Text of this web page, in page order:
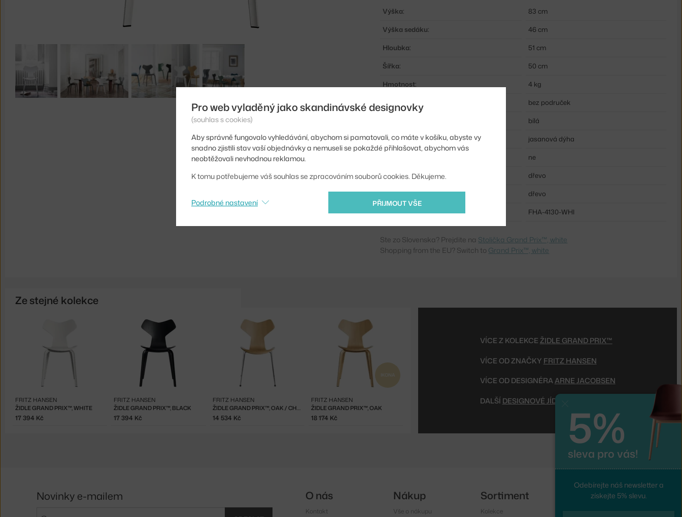
Výška:
83 cm
Výška sedáku:
46 cm
Hloubka:
51 cm
Šířka:
50 cm
Hmotnost:
4 kg
Područky:
bez područek
bílá
Materiál:
jasanová dýha
ne
Sedák:
dřevo
Podnož:
dřevo
Kód produktu
FHA-4130-WHI
Ste zo Slovenska? Prejdite na Stolička Grand Prix™, white
Shopping from the EU? Switch to Grand Prix™, white
Ze stejné kolekce
ŽIDLE GRAND PRIX™, WHITE
FRITZ HANSEN
17 394 Kč
ŽIDLE GRAND PRIX™, BLACK
FRITZ HANSEN
17 394 Kč
ŽIDLE GRAND PRIX™, OAK / CHROM
FRITZ HANSEN
14 534 Kč
IKONA
ŽIDLE GRAND PRIX™, OAK
FRITZ HANSEN
18 174 Kč
VÍCE Z KOLEKCE ŽIDLE GRAND PRIX™
VÍCE OD ZNAČKY FRITZ HANSEN
VÍCE OD DESIGNÉRAARNE JACOBSEN
DALŠÍ DESIGNOVÉ JÍDELNÍ ŽIDLE
Pro web vyladěný jako skandinávské designovky
(souhlas s cookies)
Aby správně fungovalo vyhledávání, abychom si pamatovali, co máte v košíku, abyste vy
snadno zjistili stav vaší objednávky a nemuseli se pokaždé přihlašovat, abychom vás
neobtěžovali nevhodnou reklamou.
K tomu potřebujeme váš souhlas se zpracováním souborů cookies. Děkujeme.
PŘIJMOUT VŠE
Podrobné nastavení
5%
sleva pro vás!
Odebírejte náš newsletter a
získejte 5% slevu.
Novinky e-mailem O nás
Kontakt
Nákup
Vše o nákupu
Sortiment
Kolekce
Sledujte nás